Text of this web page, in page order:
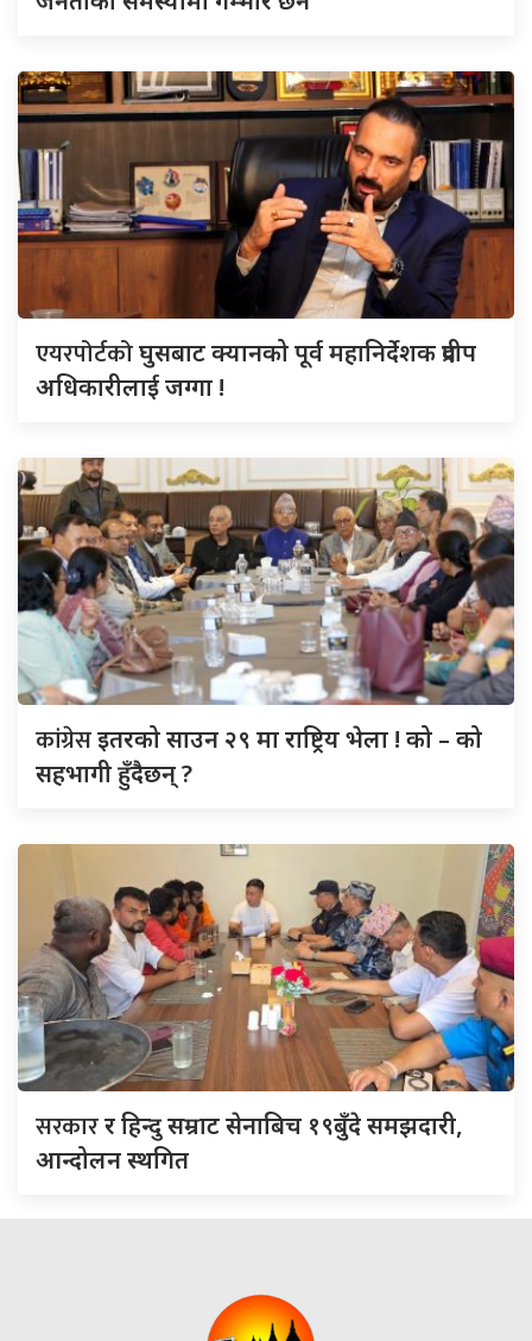
एयरपोर्टकोघुसबाट क्यानको पूर्व महानिर्देशक प्रदीप
अधिकारीलाई जग्गा !
कांग्रेसइतरको साउन २९ मा राष्ट्रिय भेला ! को – को
सहभागी हुँदैछन् ?
सरकारर हिन्दु सम्राट सेनाबिच १९बुँदे समझदारी,
आन्दोलन स्थगित